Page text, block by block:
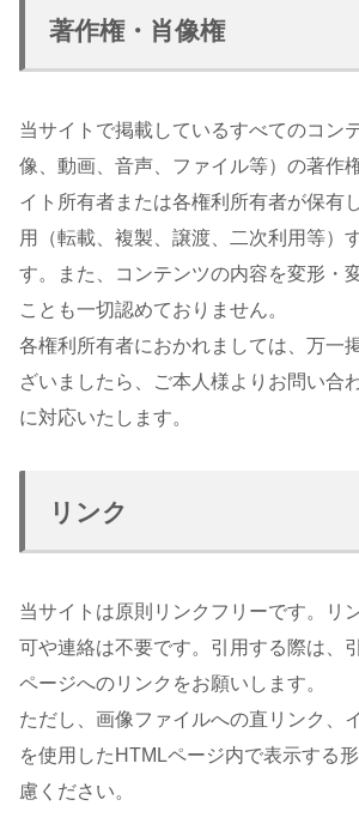
著作権・肖像権
当サイトで掲載しているすべてのコン
像、動画、音声、ファイル等）の著作
イト所有者または各権利所有者が保有
用（転載、複製、譲渡、二次利用等）
す。また、コンテンツの内容を変形・
ことも一切認めておりません。
各権利所有者におかれましては、万一
ざいましたら、ご本人様よりお問い合
に対応いたします。
リンク
当サイトは原則リンクフリーです。リ
可や連絡は不要です。引用する際は、
ページへのリンクをお願いします。
ただし、画像ファイルへの直リンク、
を使用したHTMLページ内で表示する
慮ください。